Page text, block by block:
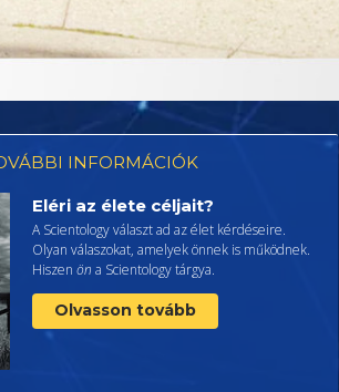
INFORMÁCIÓK
Eléri az élete céljait?
A Scientology választ ad az élet kérdéseire.
Olyan válaszokat, amelyek önnek is működnek.
Hiszen ön a Scientology tárgya.
Olvasson tovább